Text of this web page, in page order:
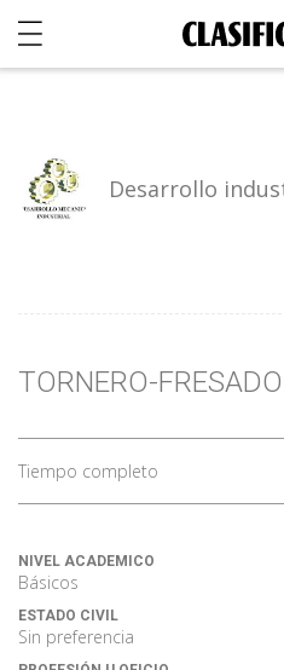
Desarrollo
TORNERO-
Tiempo completo
NIVEL ACADEMICO
Básicos
ESTADO CIVIL
Sin preferencia